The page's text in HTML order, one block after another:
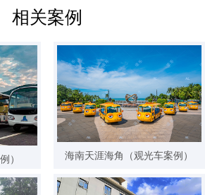
已获取报价方案
已获取报价方案
已获取报价方案
获取报价方案
获取报价方案
获取报价方案
获取报价方案
相关案例
） 海南天涯海角（观光车案例）